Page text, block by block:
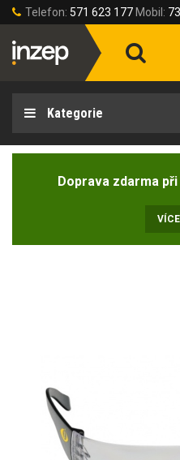
Telefon: 571 623 177 Mobil:
Kategorie
Doprava zdarma při